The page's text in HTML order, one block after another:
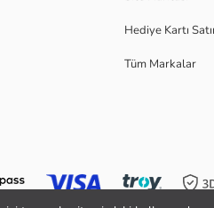
Hediye Kartı
Tüm Markalar